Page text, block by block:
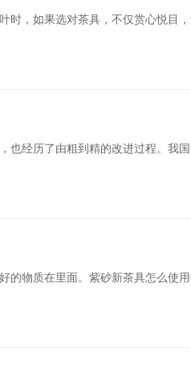
，如果选对茶具，不仅赏心悦目
经历了由粗到精的改进过程。我
的物质在里面。紫砂新茶具怎么